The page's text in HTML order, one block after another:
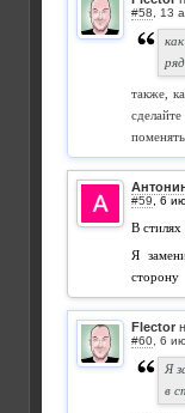
#58
ряд.
также,
#59
В стилях
Я
сторону
Flector
#60
Я
в